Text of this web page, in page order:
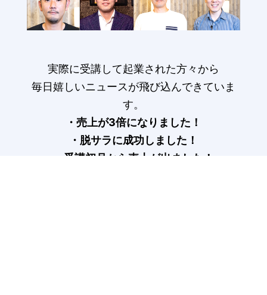
実際に受講して起業された方々から
毎日嬉しいニュースが飛び込んできていま
す。
・売上が3倍になりました！
・脱サラに成功しました！
・受講初月から売上が出ました！